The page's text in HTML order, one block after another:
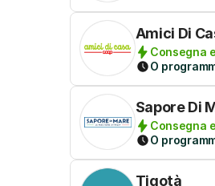
Amici Di
Consegna
O
Sapore Di
Consegna
O
Tigotà